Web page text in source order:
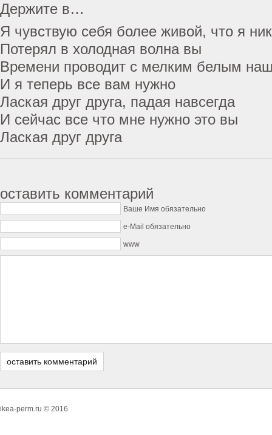
Держите в…
Я чувствую себя более живой, что я
Потерял в холодная волна вы
Времени проводит с мелким белым
И я теперь все вам нужно
Лаская друг друга, падая навсегда
И сейчас все что мне нужно это вы
Лаская друг друга
оставить комментарий
Ваше Имя обязательно
e-Mail обязательно
www
ikea-perm.ru © 2016